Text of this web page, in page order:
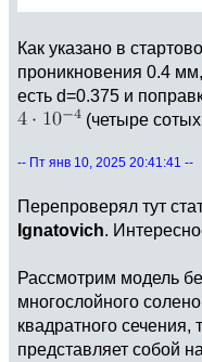
Как указано в
проникновения 0.4
есть d=0.375 и
(четыре
-- Пт янв 10, 2025 20:41:41 --
Перепроверял тут
Ignatovich.
Рассмотрим модель
многослойного
квадратного сечения,
представляет собой